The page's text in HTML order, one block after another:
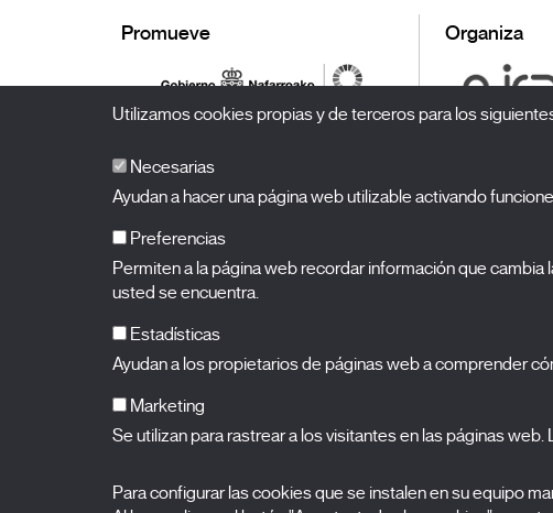
Promueve Organiza
BALUARTEPalacio de Congresos y Auditorio de Navarra
Plaza de la Constitución s/n.
Ver mapa
Utilizamos cookies propias y de terceros para los
Necesarias
Ayudan a hacer una página web utilizable activando
Preferencias
Permiten a la página web recordar información que
usted se encuentra.
Estadísticas
Ayudan a los propietarios de páginas web a comprender
Marketing
Se utilizan para rastrear a los visitantes en las páginas
Para configurar las cookies que se instalen en su equipo